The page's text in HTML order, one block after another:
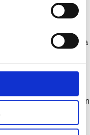
rooliaan
sähköntuotannosta
Sähkö Oy myi
Oy:lle.
yhtiön
Mutta
sähköntuotantoa on